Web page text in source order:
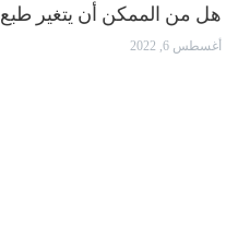
هل من الممكن أن يتغير
أغسطس 6, 2022